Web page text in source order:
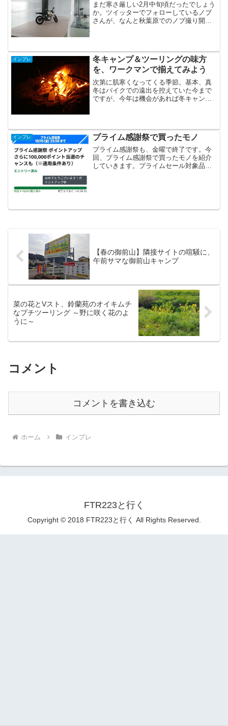
まだ寒さ厳しい2月中旬頃だったでしょう
か。ツイッターでフォローしているノブ
さんが、なんと秋葉原でのノブ撮り開催
れはFTRを撮ってもら...
インプレ
冬キャンプ＆ツーリングの味方
を、ワークマンで揃えてみよう
次第に肌寒くなってくる季節。基本、真
冬はバイクでの遠出を控えていた今まで
ですが、今年は機会があれば冬キャンプ
りヤッケ」がきっかけです...
インプレ プライム感謝祭で買ったモノ
プライム感謝祭も、金曜で終了です。今
回、プライム感謝祭で買ったモノを紹介
していきます。プライムセール対象品で
【春の御前山】隣接サイトの喧騒に、
午前サマな御前山キャンプ
菜の花とVスト、鈴蘭苑のオイキムチ
なプチツーリング ～野に咲く花のよ
うに～
コメント
コメントを書き込む
ホーム インプレ
FTR223と行く
Copyright © 2018 FTR223と行く All Rights Reserved.